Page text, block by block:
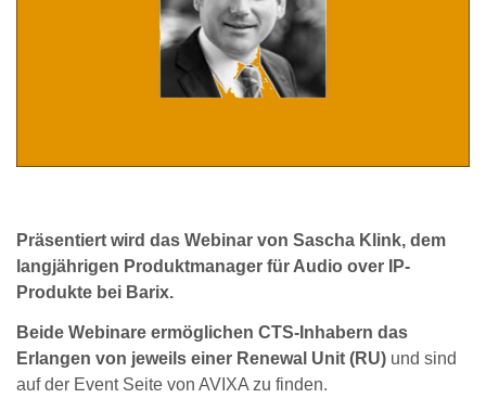
Präsentiert wird das Webinar von Sascha Klink, dem
langjährigen Produktmanager für Audio over IP-
Produkte bei Barix.
Beide Webinare ermöglichen CTS-Inhabern das
Erlangen von jeweils einer Renewal Unit (RU) und sind
auf der Event Seite von AVIXA zu finden.